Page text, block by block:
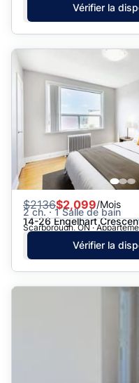
Vérifier la
$2136$2,099/Mois
2 ch. · 1 Salle de bain
14-26 Engelhart
Scarborough, ON ·
Vérifier la